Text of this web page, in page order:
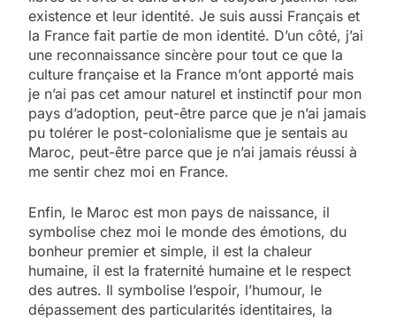
existence et leur identité. Je suis aussi Français et
la France fait partie de mon identité. D’un côté, j’ai
une reconnaissance sincère pour tout ce que la
culture française et la France m’ont apporté mais
je n’ai pas cet amour naturel et instinctif pour mon
pays d’adoption, peut-être parce que je n’ai jamais
pu tolérer le post-colonialisme que je sentais au
Maroc, peut-être parce que je n’ai jamais réussi à
me sentir chez moi en France.
Enfin, le Maroc est mon pays de naissance, il
symbolise chez moi le monde des émotions, du
bonheur premier et simple, il est la chaleur
humaine, il est la fraternité humaine et le respect
des autres. Il symbolise l’espoir, l’humour, le
dépassement des particularités identitaires, la